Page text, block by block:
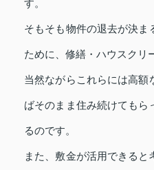
す。
そもそも物件の退去が決ま
ために、修繕・ハウスクリ
当然ながらこれらには高額
ばそのまま住み続けてもら
るのです。
また、敷金が活用できると